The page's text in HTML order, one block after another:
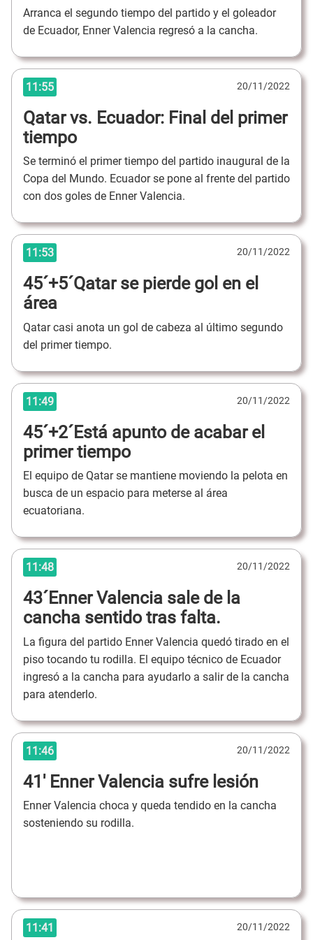
Arranca el segundo tiempo del partido y el goleador
de Ecuador, Enner Valencia regresó a la cancha.
11:55 20/11/2022
Qatar vs. Ecuador: Final del primer
tiempo
Se terminó el primer tiempo del partido inaugural de la
Copa del Mundo. Ecuador se pone al frente del partido
con dos goles de Enner Valencia.
11:53 20/11/2022
45´+5´Qatar se pierde gol en el
área
Qatar casi anota un gol de cabeza al último segundo
del primer tiempo.
11:49 20/11/2022
45´+2´Está apunto de acabar el
primer tiempo
El equipo de Qatar se mantiene moviendo la pelota en
busca de un espacio para meterse al área
ecuatoriana.
11:48 20/11/2022
43´Enner Valencia sale de la
cancha sentido tras falta.
La figura del partido Enner Valencia quedó tirado en el
piso tocando tu rodilla. El equipo técnico de Ecuador
ingresó a la cancha para ayudarlo a salir de la cancha
para atenderlo.
11:46 20/11/2022
41' Enner Valencia sufre lesión
Enner Valencia choca y queda tendido en la cancha
sosteniendo su rodilla.
11:41 20/11/2022